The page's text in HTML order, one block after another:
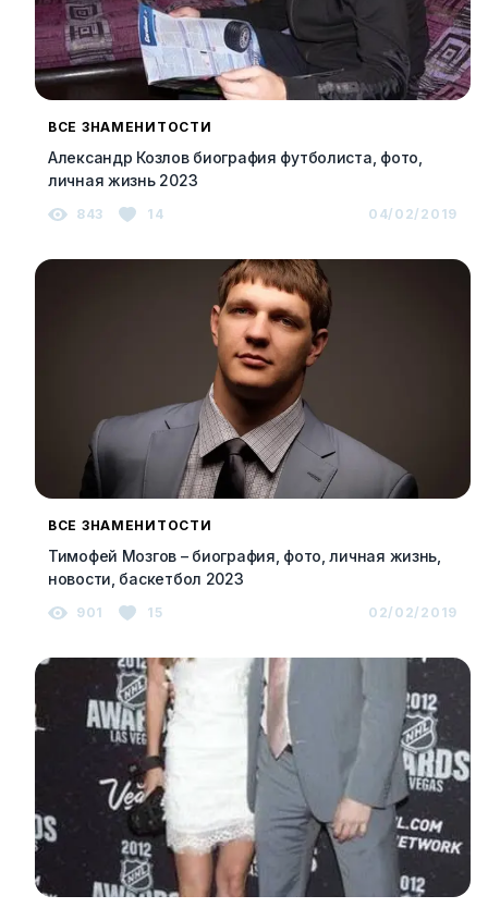
ВСЕ ЗНАМЕНИТОСТИ
Александр Козлов биография футболиста, фото,
личная жизнь 2023
843 14 04/02/2019
ВСЕ ЗНАМЕНИТОСТИ
Тимофей Мозгов – биография, фото, личная жизнь,
новости, баскетбол 2023
901 15 02/02/2019